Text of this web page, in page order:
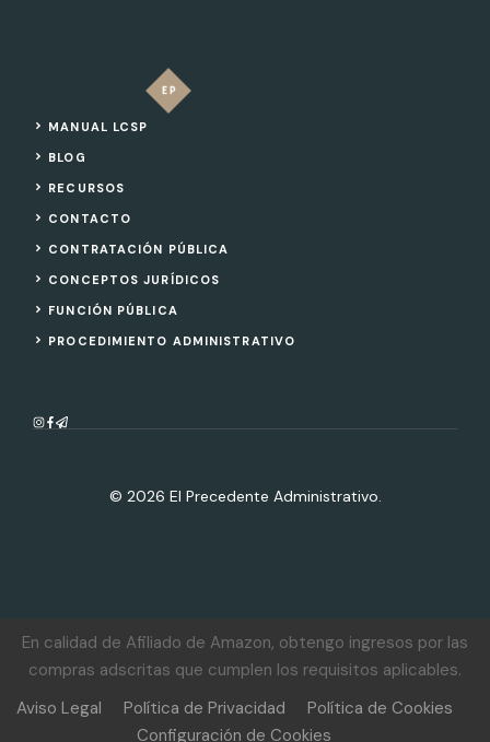
MANUAL LCSP
BLOG
RECURSOS
CONTACTO
CONTRATACIÓN PÚBLICA
CONCEPTOS JURÍDICOS
FUNCIÓN PÚBLICA
PROCEDIMIENTO ADMINISTRATIVO
© 2026 El Precedente Administrativo.
En calidad de Afiliado de Amazon, obtengo ingresos por las
compras adscritas que cumplen los requisitos aplicables.
Aviso Legal
Política de Privacidad
Política de Cookies
Configuración de Cookies